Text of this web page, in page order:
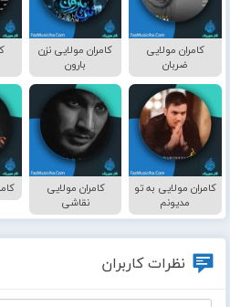
کامران مولایی
ضربان
کامران مولایی نزن
بارون
کامران مولایی به تو
مدیونم
کامران مولایی
نقاشی
نظرات کاربران